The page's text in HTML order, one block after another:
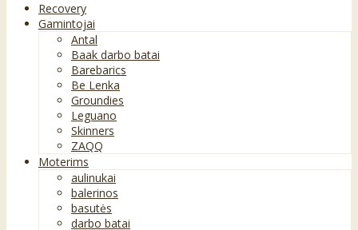
Recovery
Gamintojai
Antal
Baak darbo batai
Barebarics
Be Lenka
Groundies
Leguano
Skinners
ZAQQ
Moterims
aulinukai
balerinos
basutės
darbo batai